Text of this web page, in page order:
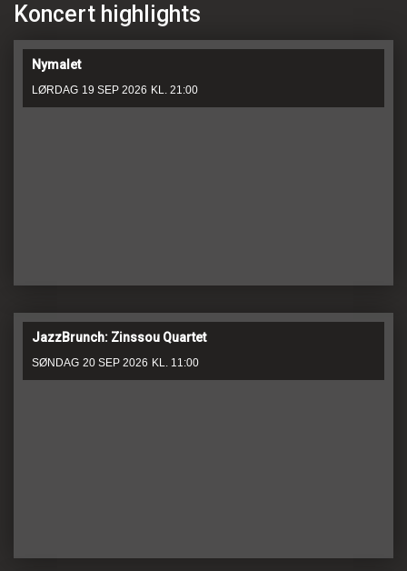
Koncert highlights
Nymalet
LØRDAG 19 SEP 2026 KL. 21:00
JazzBrunch: Zinssou Quartet
SØNDAG 20 SEP 2026 KL. 11:00